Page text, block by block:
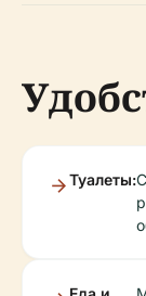
Туалеты: